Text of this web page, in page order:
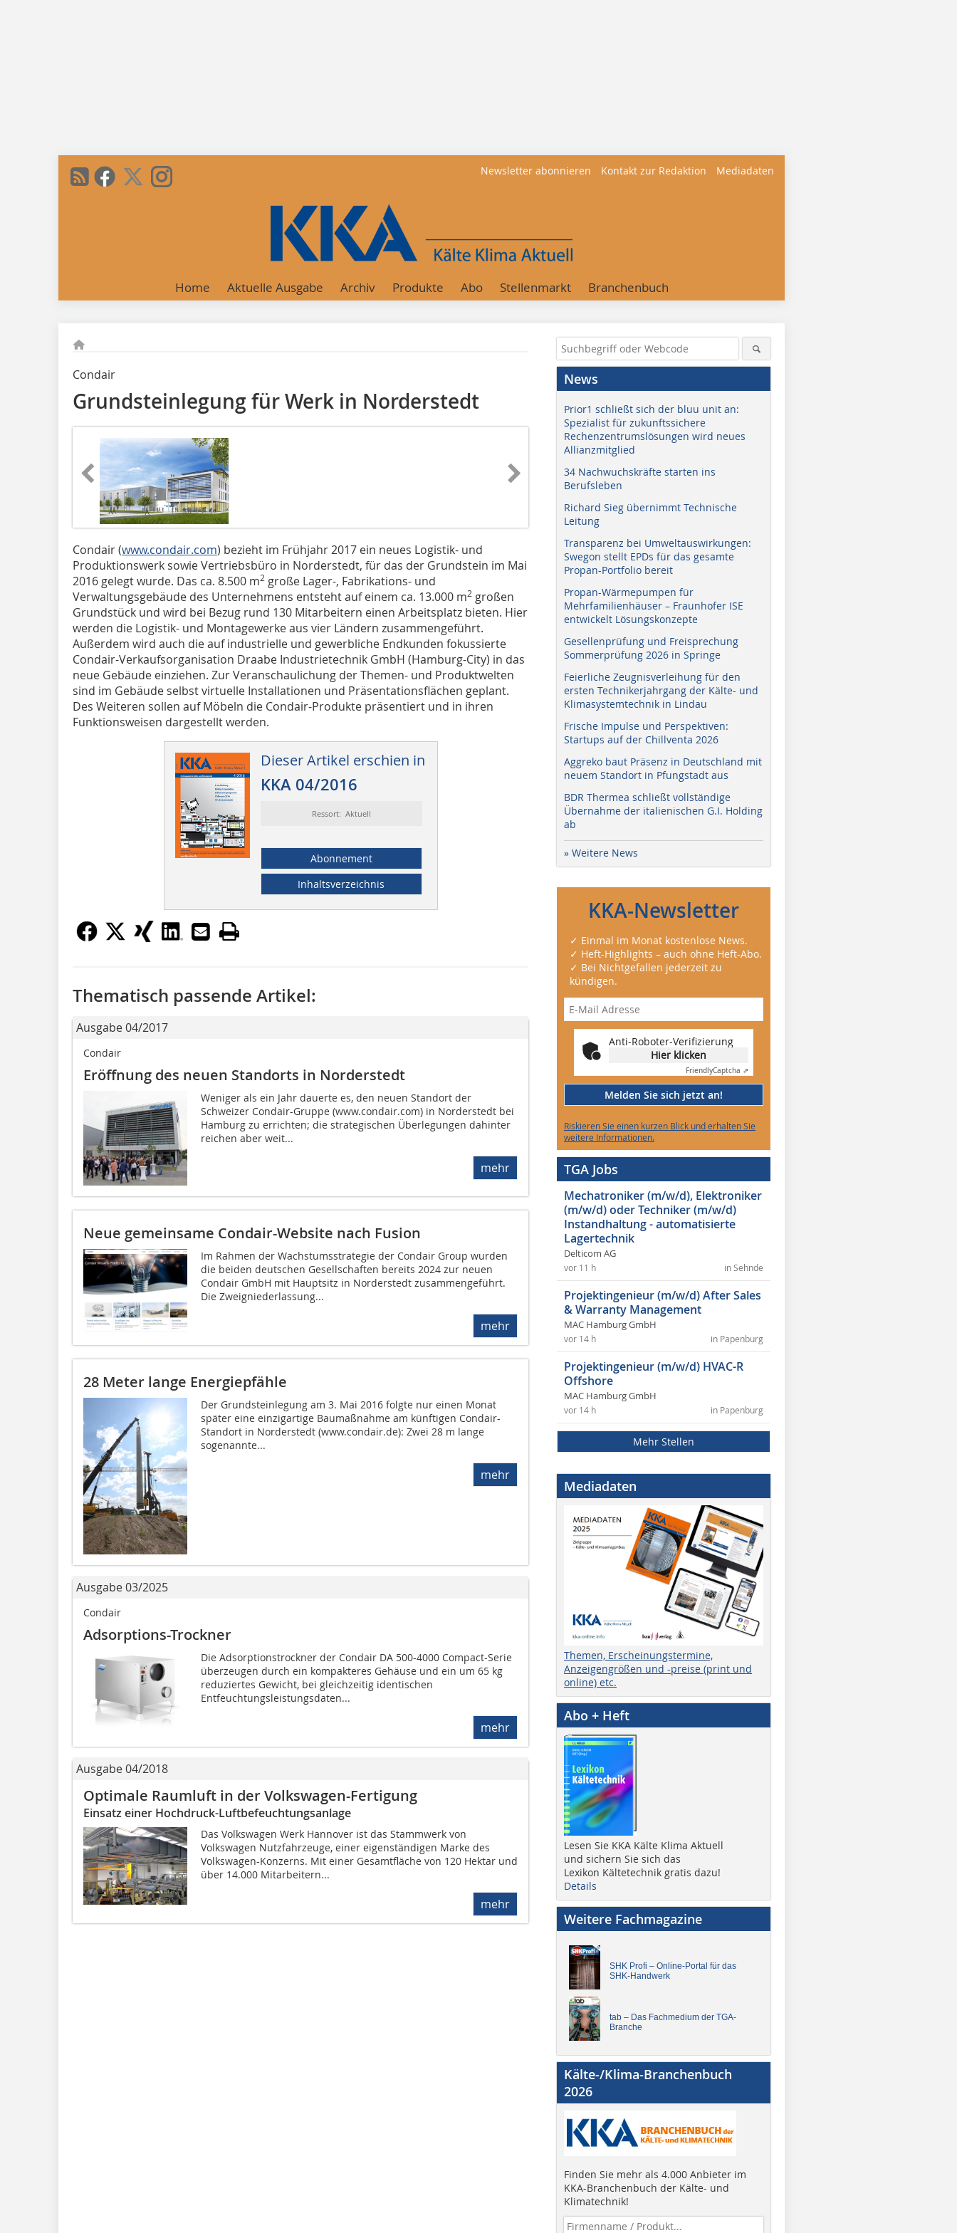
Newsletter abonnieren Kontakt zur Redaktion Mediadaten
Home Aktuelle Ausgabe Archiv Produkte Abo Stellenmarkt Branchenbuch
Condair
Grundsteinlegung für Werk in Norderstedt
Condair (www.condair.com) bezieht im Frühjahr 2017 ein neues Logistik- und
Produktionswerk sowie Vertriebsbüro in Norderstedt, für das der Grundstein im Mai
2016 gelegt wurde. Das ca. 8.500 m2 große Lager-, Fabrikations- und
Verwaltungsgebäude des Unternehmens entsteht auf einem ca. 13.000 m2 großen
Grundstück und wird bei Bezug rund 130 Mitarbeitern einen Arbeitsplatz bieten. Hier
werden die Logistik- und Montagewerke aus vier Ländern zusammengeführt.
Außerdem wird auch die auf industrielle und gewerbliche Endkunden fokussierte
Condair-Verkaufsorganisation Draabe Industrietechnik GmbH (Hamburg-City) in das
neue Gebäude einziehen. Zur Veranschaulichung der Themen- und Produktwelten
sind im Gebäude selbst virtuelle Installationen und Präsentationsflächen geplant.
Des Weiteren sollen auf Möbeln die Condair-Produkte präsentiert und in ihren
Funktionsweisen dargestellt werden.
Dieser Artikel erschien in
KKA 04/2016
Ressort: Aktuell
Abonnement
Inhaltsverzeichnis
Thematisch passende Artikel:
Ausgabe 04/2017
Condair
Eröffnung des neuen Standorts in Norderstedt
Weniger als ein Jahr dauerte es, den neuen Standort der
Schweizer Condair-Gruppe (www.condair.com) in Norderstedt bei
Hamburg zu errichten; die strategischen Überlegungen dahinter
reichen aber weit...
mehr
Neue gemeinsame Condair-Website nach Fusion
Im Rahmen der Wachstumsstrategie der Condair Group wurden
die beiden deutschen Gesellschaften bereits 2024 zur neuen
Condair GmbH mit Hauptsitz in Norderstedt zusammengeführt.
Die Zweigniederlassung...
mehr
28 Meter lange Energiepfähle
Der Grundsteinlegung am 3. Mai 2016 folgte nur einen Monat
später eine einzigartige Baumaßnahme am künftigen Condair-
Standort in Norderstedt (www.condair.de): Zwei 28 m lange
sogenannte...
mehr
Ausgabe 03/2025
Condair
Adsorptions-Trockner
Die Adsorptionstrockner der Condair DA 500-4000 Compact-Serie
überzeugen durch ein kompakteres Gehäuse und ein um 65 kg
reduziertes Gewicht, bei gleichzeitig identischen
Entfeuchtungsleistungsdaten...
mehr
Ausgabe 04/2018
Optimale Raumluft in der Volkswagen-Fertigung
Einsatz einer Hochdruck-Luftbefeuchtungsanlage
Das Volkswagen Werk Hannover ist das Stammwerk von
Volkswagen Nutzfahrzeuge, einer eigenständigen Marke des
Volkswagen-Konzerns. Mit einer Gesamtfläche von 120 Hektar und
über 14.000 Mitarbeitern...
mehr
News
Prior1 schließt sich der bluu unit an:
Spezialist für zukunftssichere
Rechenzentrumslösungen wird neues
Allianzmitglied
34 Nachwuchskräfte starten ins
Berufsleben
Richard Sieg übernimmt Technische
Leitung
Transparenz bei Umweltauswirkungen:
Swegon stellt EPDs für das gesamte
Propan-Portfolio bereit
Propan-Wärmepumpen für
Mehrfamilienhäuser – Fraunhofer ISE
entwickelt Lösungskonzepte
Gesellenprüfung und Freisprechung
Sommerprüfung 2026 in Springe
Feierliche Zeugnisverleihung für den
ersten Technikerjahrgang der Kälte- und
Klimasystemtechnik in Lindau
Frische Impulse und Perspektiven:
Startups auf der Chillventa 2026
Aggreko baut Präsenz in Deutschland mit
neuem Standort in Pfungstadt aus
BDR Thermea schließt vollständige
Übernahme der italienischen G.I. Holding
ab
» Weitere News
KKA-Newsletter
✓ Einmal im Monat kostenlose News.
✓ Heft-Highlights – auch ohne Heft-Abo.
✓ Bei Nichtgefallen jederzeit zu
kündigen.
Anti-Roboter-Verifizierung
Hier klicken
FriendlyCaptcha ⇗
Melden Sie sich jetzt an!
Riskieren Sie einen kurzen Blick und erhalten Sie
weitere Informationen.
TGA Jobs
Mechatroniker (m/w/d), Elektroniker
(m/w/d) oder Techniker (m/w/d)
Instandhaltung - automatisierte
Lagertechnik
Delticom AG
in Sehnde
vor 11 h
Projektingenieur (m/w/d) After Sales
& Warranty Management
MAC Hamburg GmbH
in Papenburg
vor 14 h
Projektingenieur (m/w/d) HVAC-R
Offshore
MAC Hamburg GmbH
in Papenburg
vor 14 h
Mehr Stellen
Mediadaten
Themen, Erscheinungstermine,
Anzeigengrößen und -preise (print und
online) etc.
Abo + Heft
Lesen Sie KKA Kälte Klima Aktuell
und sichern Sie sich das
Lexikon Kältetechnik gratis dazu!
Details
Weitere Fachmagazine
SHK Profi – Online-Portal für das
SHK-Handwerk
tab – Das Fachmedium der TGA-
Branche
Kälte-/Klima-Branchenbuch
2026
Finden Sie mehr als 4.000 Anbieter im
KKA-Branchenbuch der Kälte- und
Klimatechnik!